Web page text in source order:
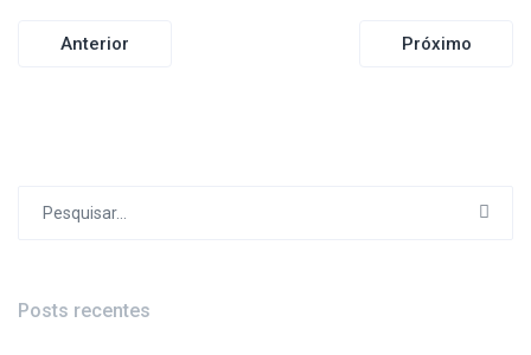
Navegação
Anterior Próximo
Posts recentes